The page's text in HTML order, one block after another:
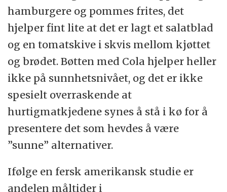
hamburgere og pommes frites, det
hjelper fint lite at det er lagt et salatblad
og en tomatskive i skvis mellom kjøttet
og brødet. Bøtten med Cola hjelper heller
ikke på sunnhetsnivået, og det er ikke
spesielt overraskende at
hurtigmatkjedene synes å stå i kø for å
presentere det som hevdes å være
”sunne” alternativer.
Ifølge en fersk amerikansk studie er
andelen måltider i